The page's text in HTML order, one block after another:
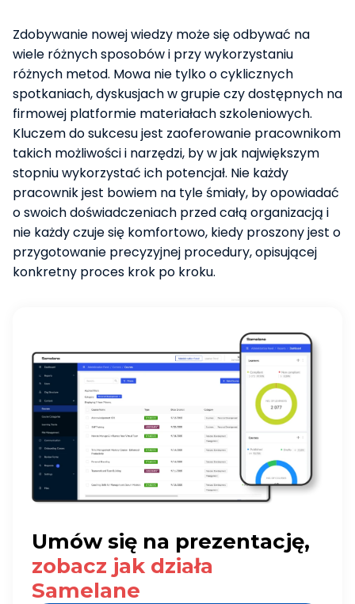
Zdobywanie nowej wiedzy może się odbywać na
wiele różnych sposobów i przy wykorzystaniu
różnych metod. Mowa nie tylko o cyklicznych
spotkaniach, dyskusjach w grupie czy dostępnych na
firmowej platformie materiałach szkoleniowych.
Kluczem do sukcesu jest zaoferowanie pracownikom
takich możliwości i narzędzi, by w jak największym
stopniu wykorzystać ich potencjał. Nie każdy
pracownik jest bowiem na tyle śmiały, by opowiadać
o swoich doświadczeniach przed całą organizacją i
nie każdy czuje się komfortowo, kiedy proszony jest o
przygotowanie precyzyjnej procedury, opisującej
konkretny proces krok po kroku.
Umów się na prezentację,
zobacz jak działa
Samelane